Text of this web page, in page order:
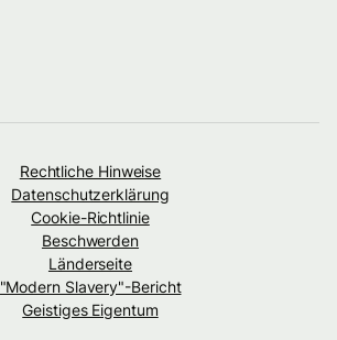
Rechtliche Hinweise
Datenschutzerklärung
Cookie-Richtlinie
Beschwerden
Länderseite
"Modern Slavery"-Bericht
Geistiges Eigentum